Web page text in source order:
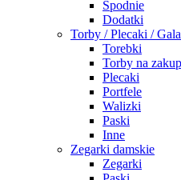
Spodnie
Dodatki
Torby / Plecaki /
Torebki
Torby na
Plecaki
Portfele
Walizki
Paski
Inne
Zegarki damskie
Zegarki